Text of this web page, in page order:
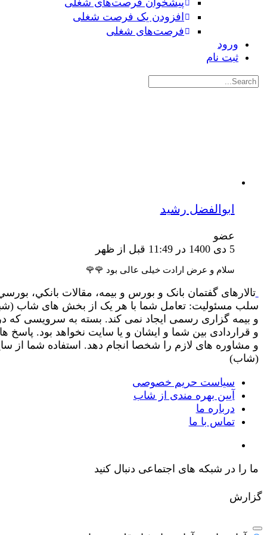
افزودن یک فرصت شغلی
فرصت‌های شغلی
ورود
ثبت نام
جستجوی:
ابوالفضل رشید
عضو
5 دی 1400 در 11:49 قبل از ظهر
سلام و عرض ارادت خیلی عالی بود 🌹🌹
تالارهای گفتمان بانک و بورس و بیمه، مقالات بانکي،
سلب مسئولیت: تعامل شما با هر یک از بخش های شاب (شبکه
و بیمه گزاری رسمی ایجاد نمی کند. بسته به سرویسی که
و قراردادی بین شما و ایشان و یا سایت نخواهد بود.
(شاب)
سیاست حریم خصوصی
آیین بهره مندی از شاب
درباره ما
تماس با ما
ما را در شبکه های اجتماعی دنبال کنید
گزارش